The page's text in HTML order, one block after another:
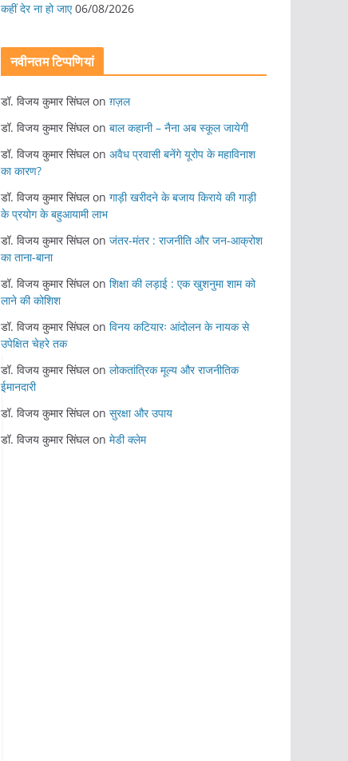
कहीं देर ना हो जाए 06/08/2026
नवीनतम टिप्पणियां
डॉ. विजय कुमार सिंघलon ग़ज़ल
डॉ. विजय कुमार सिंघलon बाल कहानी – नैना अब स्कूल जायेगी
डॉ. विजय कुमार सिंघलon अवैध प्रवासी बनेंगे यूरोप के महाविनाश
का कारण?
डॉ. विजय कुमार सिंघलon गाड़ी खरीदने के बजाय किराये की गाड़ी
के प्रयोग के बहुआयामी लाभ
डॉ. विजय कुमार सिंघलon जंतर-मंतर : राजनीति और जन-आक्रोश
का ताना-बाना
डॉ. विजय कुमार सिंघलon शिक्षा की लड़ाई : एक खुशनुमा शाम को
लाने की कोशिश
डॉ. विजय कुमार सिंघलon विनय कटियारः आंदोलन के नायक से
उपेक्षित चेहरे तक
डॉ. विजय कुमार सिंघलon लोकतांत्रिक मूल्य और राजनीतिक
ईमानदारी
डॉ. विजय कुमार सिंघलon सुरक्षा और उपाय
डॉ. विजय कुमार सिंघलon मेडी क्लेम